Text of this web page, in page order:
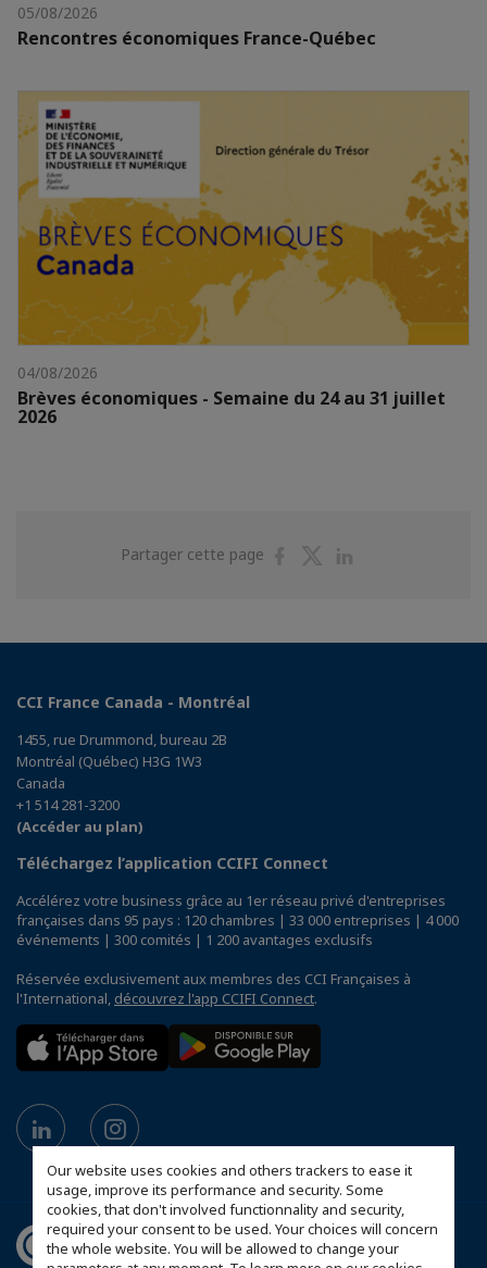
Our website uses cookies and others trackers to ease it
usage, improve its performance and security. Some
cookies, that don't involved functionnality and security,
required your consent to be used. Your choices will concern
the whole website. You will be allowed to change your
05/08/2026
Rencontres économiques France-Québec
04/08/2026
Brèves économiques - Semaine du 24 au 31 juillet
2026
Partager cette page
PartagerPartager
CCI France Canada - Montréal
1455, rue Drummond, bureau 2B
Montréal (Québec) H3G 1W3
Canada
+1 514 281-3200
(Accéder au plan)
Téléchargez l’application CCIFI Connect
Accélérez votre business grâce au 1er réseau privé d'entreprises
françaises dans 95 pays : 120 chambres | 33 000 entreprises | 4 000
événements | 300 comités | 1 200 avantages exclusifs
Réservée exclusivement aux membres des CCI Françaises à
l'International, découvrez l'app CCIFI Connect.